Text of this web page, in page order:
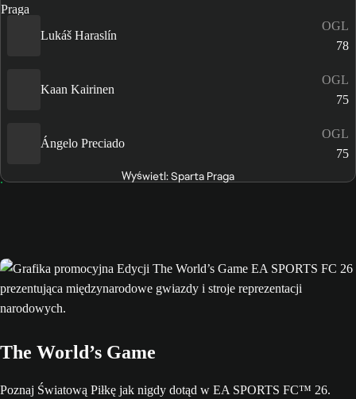
Lukáš Haraslín
OGL
78
Kaan Kairinen
OGL
75
Ángelo Preciado
OGL
75
Wyświetl: Sparta Praga
The World’s Game
Poznaj Światową Piłkę jak nigdy dotąd w EA SPORTS FC™ 26.